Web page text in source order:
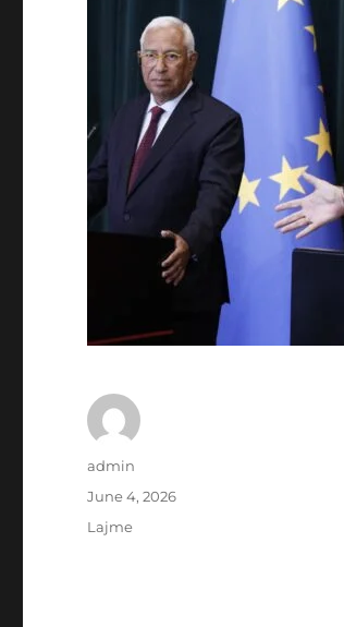
Author
admin
Posted
June 4, 2026
Categories
Lajme